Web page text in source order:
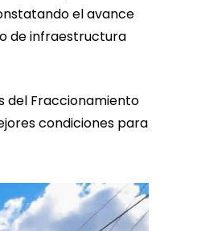
el avance
de infraestructura
del Fraccionamiento
condiciones para